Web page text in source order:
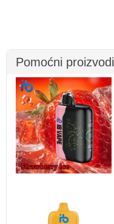
Pomoćni proizvodi